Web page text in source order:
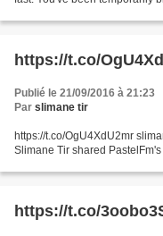
https://t.co/
Publié le 21/09/2016 à 21:23
Par slimane tir
https://t.co/OgU4XdU2mr
Slimane Tir shared
https://t.co/